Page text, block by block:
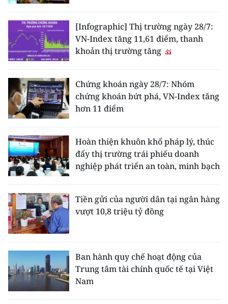
[Infographic] Thị trường ngày 28/7:
VN-Index tăng 11,61 điểm, thanh
khoản thị trường tăng
Chứng khoán ngày 28/7: Nhóm
chứng khoán bứt phá, VN-Index tăng
hơn 11 điểm
Hoàn thiện khuôn khổ pháp lý, thúc
đẩy thị trường trái phiếu doanh
nghiệp phát triển an toàn, minh bạch
Tiền gửi của người dân tại ngân hàng
vượt 10,8 triệu tỷ đồng
Ban hành quy chế hoạt động của
Trung tâm tài chính quốc tế tại Việt
Nam